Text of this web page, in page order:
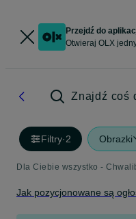
Przejdź do
Otwieraj OLX
Znajdź coś
Filtry·2 Obrazki
Dla Ciebie wszystko -
Jak pozycjonowane są